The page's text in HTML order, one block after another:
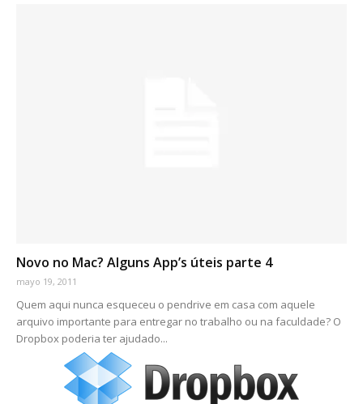
Novo no Mac? Alguns App’s úteis parte 4
mayo 19, 2011
Quem aqui nunca esqueceu o pendrive em casa com aquele
arquivo importante para entregar no trabalho ou na faculdade? O
Dropbox poderia ter ajudado...